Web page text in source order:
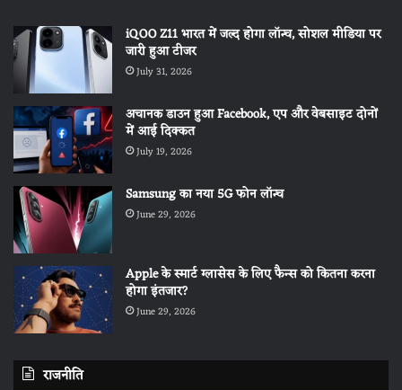
iQOO Z11 भारत में जल्द होगा लॉन्च, सोशल मीडिया पर
जारी हुआ टीजर
July 31, 2026
अचानक डाउन हुआ Facebook, एप और वेबसाइट दोनों
में आई दिक्कत
July 19, 2026
Samsung का नया 5G फोन लॉन्च
June 29, 2026
Apple के स्मार्ट ग्लासेस के लिए फैन्स को कितना करना
होगा इंतजार?
June 29, 2026
राजनीति